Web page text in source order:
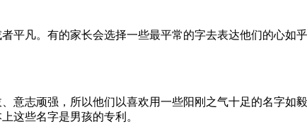
平凡。有的家长会选择一些最平常的字去表达他们的心如
志顽强，所以他们以喜欢用一些阳刚之气十足的名字如
这些名字是男孩的专利。